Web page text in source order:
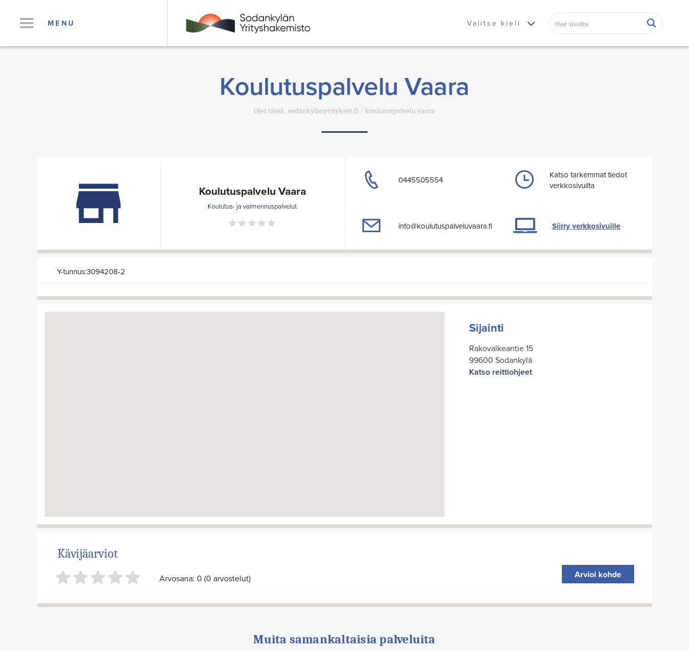
MENU Valitse kieli
Koulutuspalvelu Vaara
Olet tässä: sodankylanyritykset.fi koulutuspalvelu vaara
Koulutuspalvelu Vaara
Koulutus- ja valmennuspalvelut
0445505554
info@koulutuspalveluvaara.fi
Katso tarkemmat tiedot
verkkosivuilta
Siirry verkkosivuille
Y-tunnus:3094208-2
Sijainti
Rakovalkeantie 15
99600 Sodankylä
Katso reittiohjeet
Kävijäarviot
Arvosana: 0 (0 arvostelut) Arvioi kohde
Muita samankaltaisia palveluita